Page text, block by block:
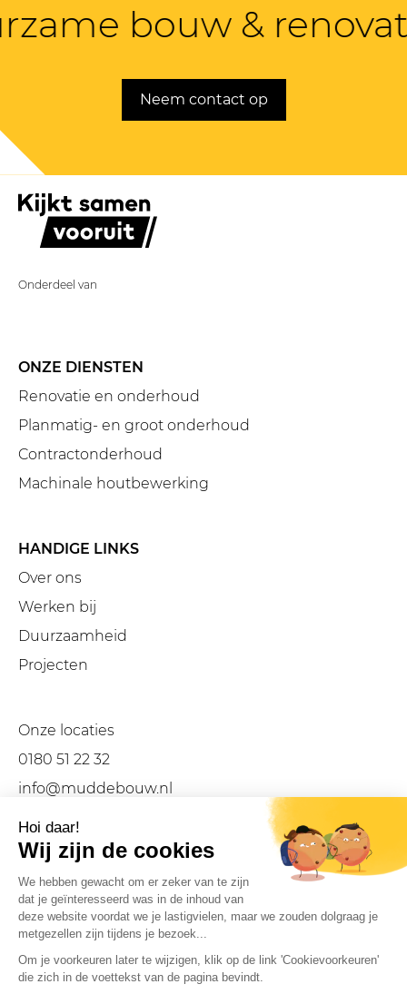
bouw &
Neem contact op
Onderdeel van
ONZE DIENSTEN
Renovatie en onderhoud
Planmatig- en groot onderhoud
Contractonderhoud
Machinale houtbewerking
HANDIGE LINKS
Over ons
Werken bij
Duurzaamheid
Projecten
Onze locaties
0180 51 22 32
info@muddebouw.nl
Facebook